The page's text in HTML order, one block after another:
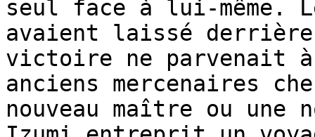
seul face à lui-même.
avaient laissé
victoire ne parvenait
anciens mercenaires
nouveau maître ou